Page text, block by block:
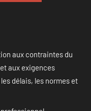
aux contraintes du
aux exigences
délais, les normes et